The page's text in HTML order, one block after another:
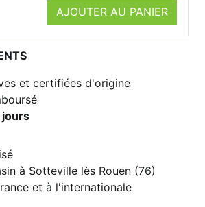
AJOUTER AU PANIER
et certifiées d'origine
à Sotteville lès Rouen (76)
et à l'internationale